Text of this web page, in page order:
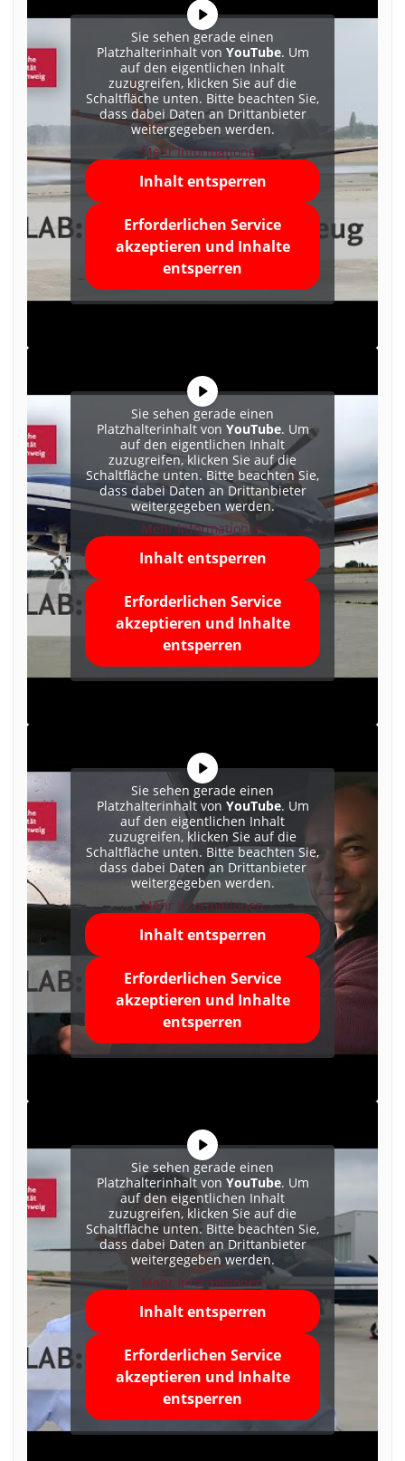
Sie sehen gerade einen
Platzhalterinhalt von YouTube. Um
auf den eigentlichen Inhalt
zuzugreifen, klicken Sie auf die
Schaltfläche unten. Bitte beachten Sie,
dass dabei Daten an Drittanbieter
weitergegeben werden.
Mehr Informationen
Inhalt entsperren
Erforderlichen Service
akzeptieren und Inhalte
entsperren
Sie sehen gerade einen
Platzhalterinhalt von YouTube. Um
auf den eigentlichen Inhalt
zuzugreifen, klicken Sie auf die
Schaltfläche unten. Bitte beachten Sie,
dass dabei Daten an Drittanbieter
weitergegeben werden.
Mehr Informationen
Inhalt entsperren
Erforderlichen Service
akzeptieren und Inhalte
entsperren
Sie sehen gerade einen
Platzhalterinhalt von YouTube. Um
auf den eigentlichen Inhalt
zuzugreifen, klicken Sie auf die
Schaltfläche unten. Bitte beachten Sie,
dass dabei Daten an Drittanbieter
weitergegeben werden.
Mehr Informationen
Inhalt entsperren
Erforderlichen Service
akzeptieren und Inhalte
entsperren
Sie sehen gerade einen
Platzhalterinhalt von YouTube. Um
auf den eigentlichen Inhalt
zuzugreifen, klicken Sie auf die
Schaltfläche unten. Bitte beachten Sie,
dass dabei Daten an Drittanbieter
weitergegeben werden.
Mehr Informationen
Inhalt entsperren
Erforderlichen Service
akzeptieren und Inhalte
entsperren